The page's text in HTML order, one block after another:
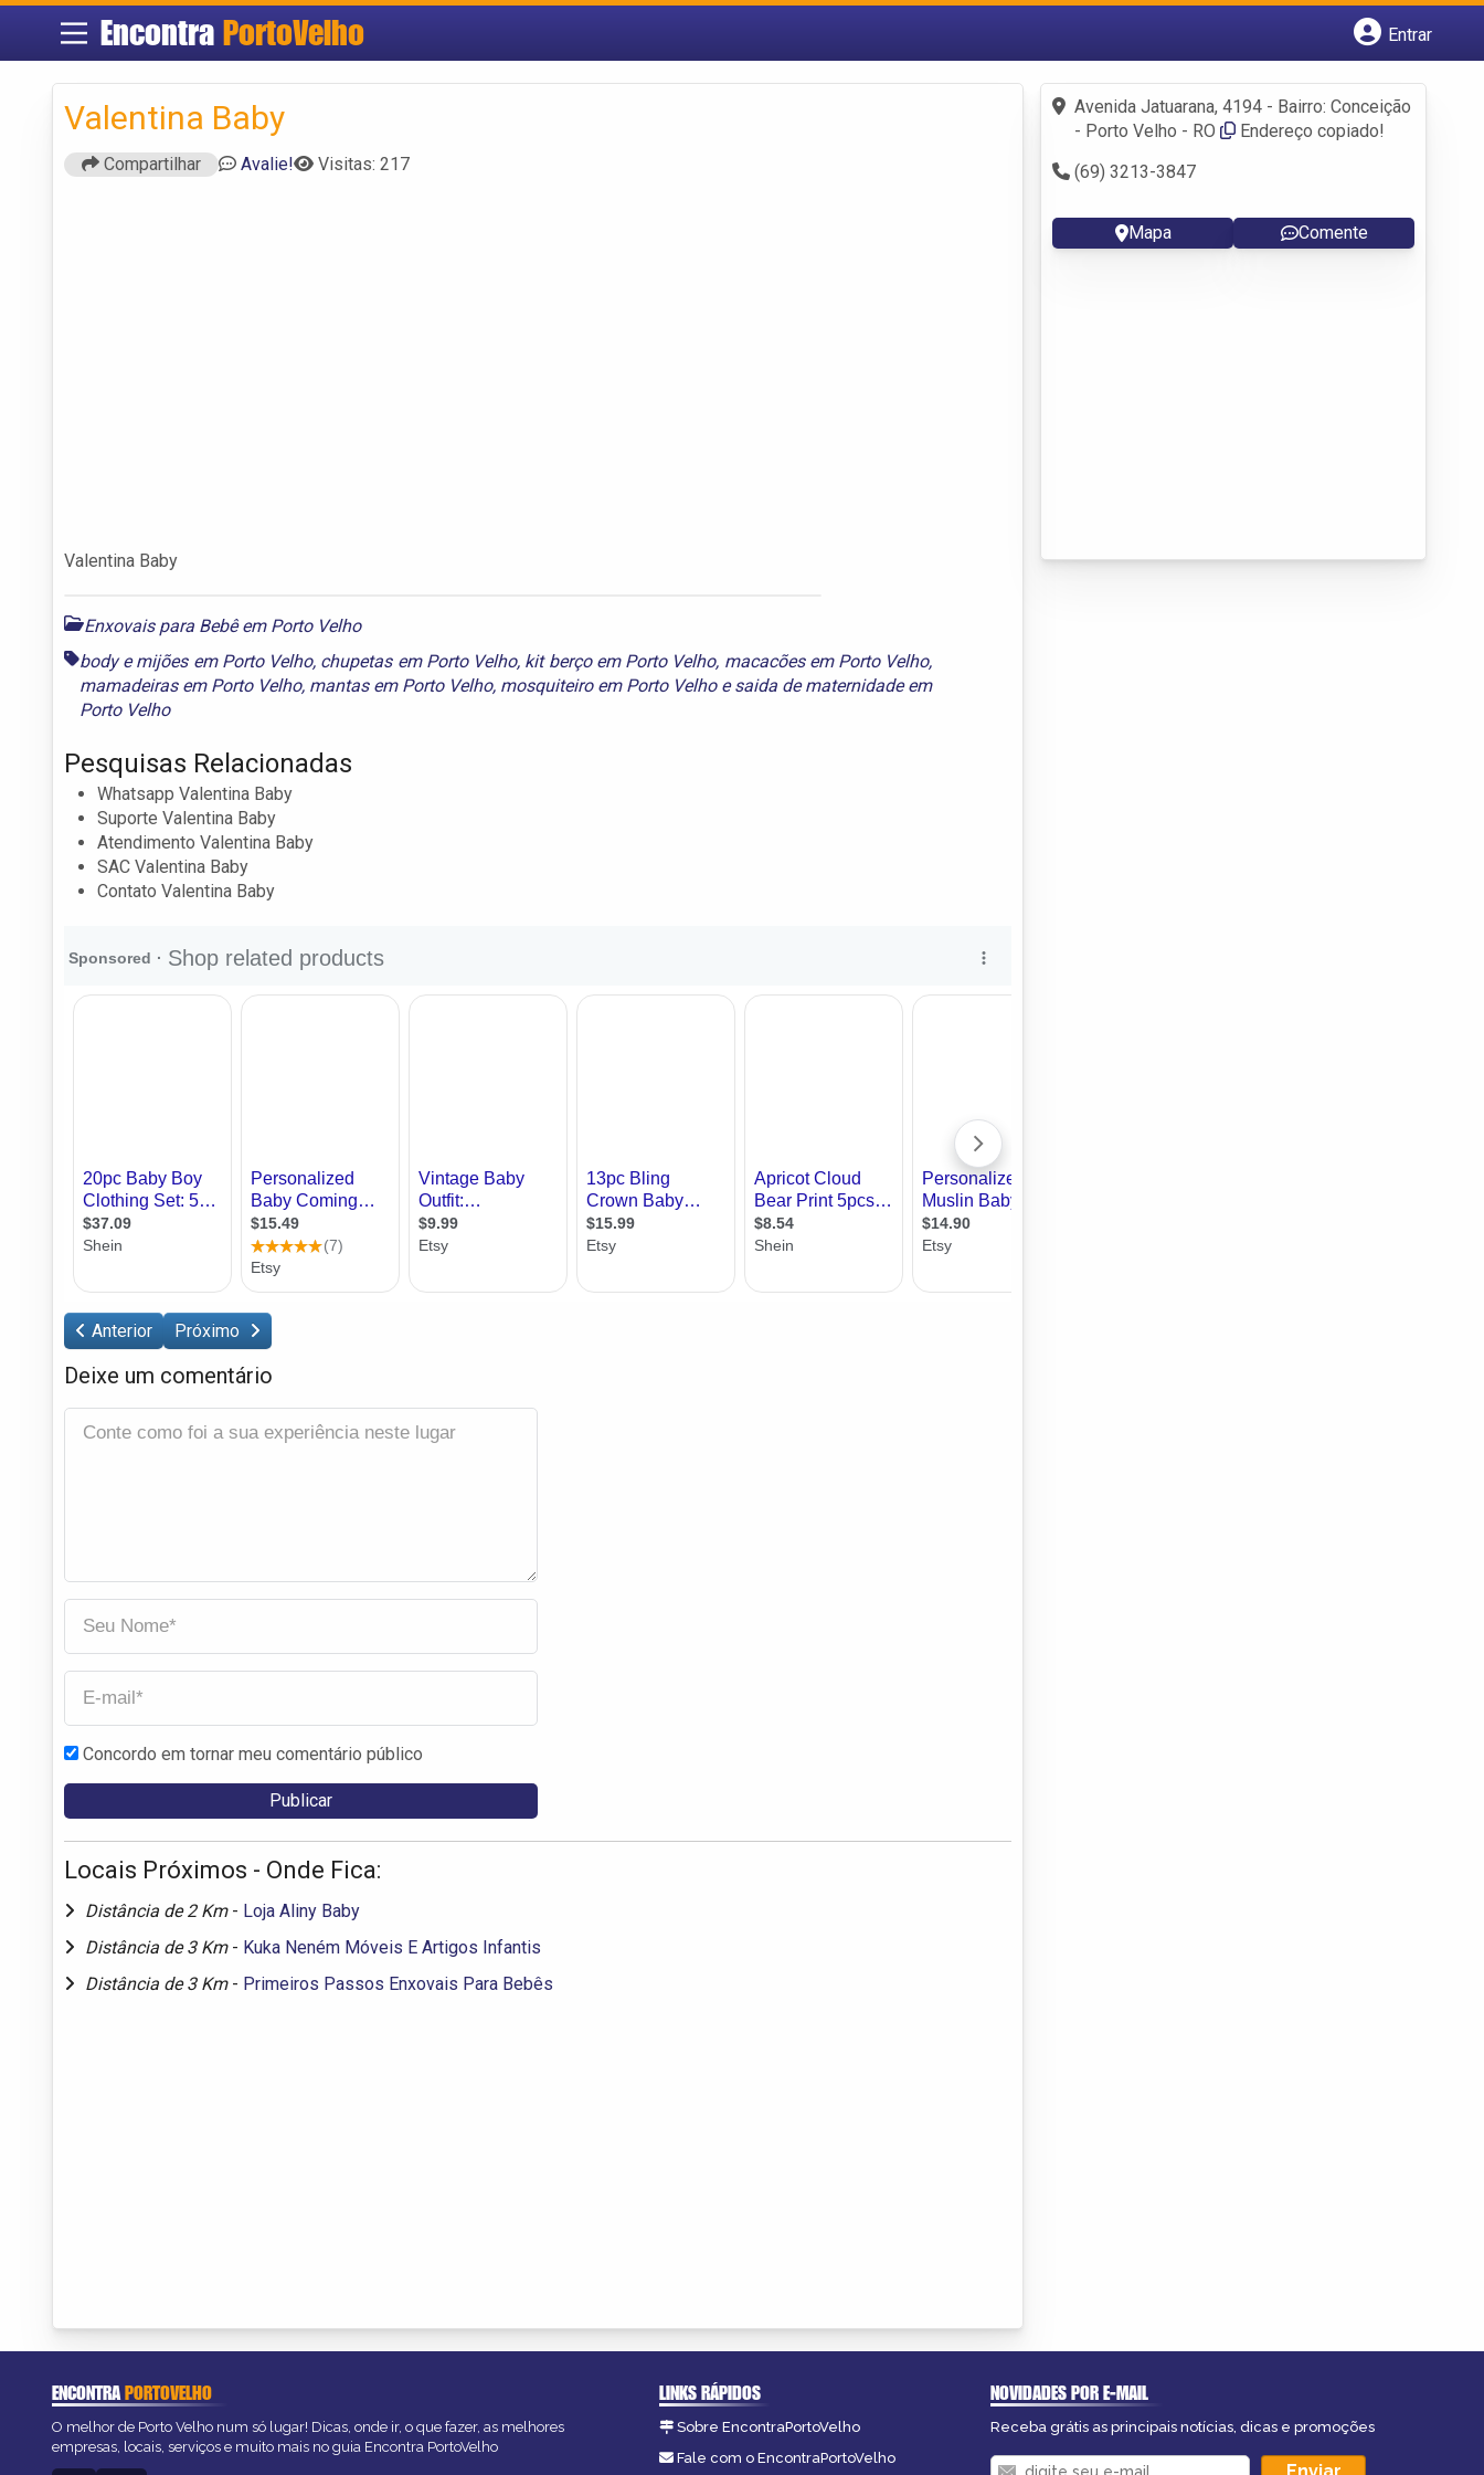
Encontra PortoVelho
Entrar
Fazer login
Criar conta
Valentina Baby
Compartilhar Avalie! Visitas: 217
Valentina Baby
Enxovais para Bebê em Porto Velho
body e mijões em Porto Velho, chupetas em Porto Velho, kit berço em Porto Velho, macacões em Porto Velho,
mamadeiras em Porto Velho, mantas em Porto Velho, mosquiteiro em Porto Velhoesaida de maternidade em
Porto Velho
Pesquisas Relacionadas
Whatsapp Valentina Baby
Suporte Valentina Baby
Atendimento Valentina Baby
SAC Valentina Baby
Contato Valentina Baby
Anterior Próximo
Deixe um comentário
Concordo em tornar meu comentário público
Locais Próximos - Onde Fica:
Distância de 2 Km - Loja Aliny Baby
Distância de 3 Km - Kuka Neném Móveis E Artigos Infantis
Distância de 3 Km - Primeiros Passos Enxovais Para Bebês
Avenida Jatuarana, 4194 - Bairro: Conceição
- Porto Velho - RO
Endereço copiado!
(69) 3213-3847
Mapa Comente
ENCONTRAPORTOVELHO
O melhor de Porto Velho num só lugar! Dicas, onde ir, o que fazer, as melhores
empresas, locais, serviços e muito mais no guia Encontra PortoVelho
LINKS RÁPIDOS
Sobre EncontraPortoVelho
Fale com o EncontraPortoVelho
NOVIDADES POR E-MAIL
Receba grátis as principais notícias, dicas e promoções